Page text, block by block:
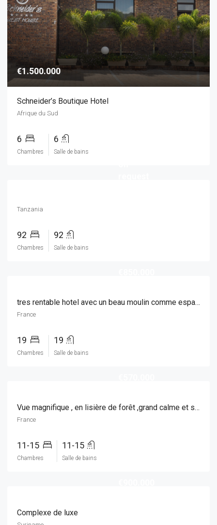
€1.500.000
Schneider’s Boutique Hotel
Afrique du Sud
6
Chambres
6
Salle de bains
Tanzania
92
Chambres
92
Salle de bains
tres rentable hotel avec un beau moulin comme espace de vie
France
19
Chambres
19
Salle de bains
Vue magnifique , en lisière de forêt ,grand calme et silence.
France
11-15
Chambres
11-15
Salle de bains
Complexe de luxe